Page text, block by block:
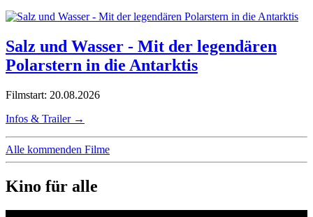
Salz und Wasser - Mit der legendären
Polarstern in die Antarktis
Filmstart: 20.08.2026
Infos & Trailer →
Alle kommenden Filme
Kino für alle